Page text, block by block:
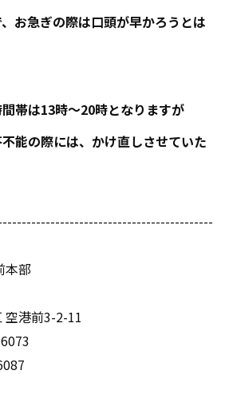
お急ぎの際は口頭が早かろうとは
帯は13時～20時となりますが
能の際には、かけ直しさせていた
本部
空港前3-2-11